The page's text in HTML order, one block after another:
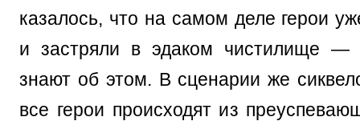
казалось, что на самом деле герои
и застряли в эдаком чистилище —
знают об этом. В сценарии же
все герои происходят из